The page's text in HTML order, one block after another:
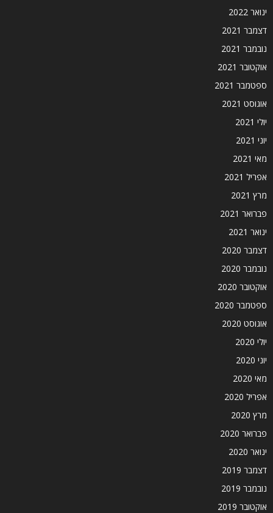
ינואר 2022
דצמבר 2021
נובמבר 2021
אוקטובר 2021
ספטמבר 2021
אוגוסט 2021
יולי 2021
יוני 2021
מאי 2021
אפריל 2021
מרץ 2021
פברואר 2021
ינואר 2021
דצמבר 2020
נובמבר 2020
אוקטובר 2020
ספטמבר 2020
אוגוסט 2020
יולי 2020
יוני 2020
מאי 2020
אפריל 2020
מרץ 2020
פברואר 2020
ינואר 2020
דצמבר 2019
נובמבר 2019
אוקטובר 2019